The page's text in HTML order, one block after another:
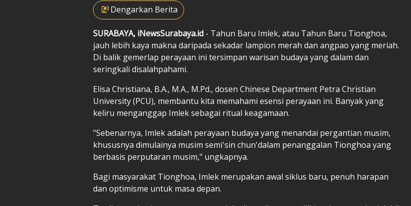
Dengarkan Berita
SURABAYA, iNewsSurabaya.id - Tahun Baru Imlek, atau Tahun Baru Tionghoa,
jauh lebih kaya makna daripada sekadar lampion merah dan angpao yang meriah.
Di balik gemerlap perayaan ini tersimpan warisan budaya yang dalam dan
seringkali disalahpahami.
Elisa Christiana, B.A., M.A., M.Pd., dosen Chinese Department Petra Christian
University (PCU), membantu kita memahami esensi perayaan ini. Banyak yang
keliru menganggap Imlek sebagai ritual keagamaan.
"Sebenarnya, Imlek adalah perayaan budaya yang menandai pergantian musim,
khususnya dimulainya musim semi'sin chun'dalam penanggalan Tionghoa yang
berbasis perputaran musim," ungkapnya.
Bagi masyarakat Tionghoa, Imlek merupakan awal siklus baru, penuh harapan
dan optimisme untuk masa depan.